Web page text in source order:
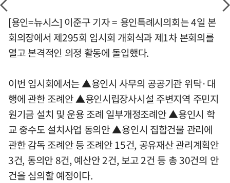
[용인=뉴시스] 이준구 기자 = 용인특례시의회는 4일 본
회의장에서 제295회 임시회 개회식과 제1차 본회의를
열고 본격적인 의정 활동에 돌입했다.
이번 임시회에서는 ▲용인시 사무의 공공기관 위탁·대
행에 관한 조례안 ▲용인시립장사시설 주변지역 주민지
원기금 설치 및 운용 조례 일부개정조례안 ▲용인시 학
교 중수도 설치사업 동의안 ▲용인시 집합건물 관리에
관한 감독 조례안 등 조례안 15건, 공유재산 관리계획안
3건, 동의안 8건, 예산안 2건, 보고 2건 등 총 30건의 안
건을 심의할 예정이다.